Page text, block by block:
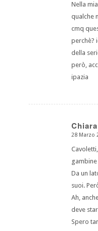
Nella
qualche
cmq
perchè?
della
però,
ipazia
Chiara
dice:
28 Marzo
gambine
Da un
suoi.
Ah,
deve
Spero